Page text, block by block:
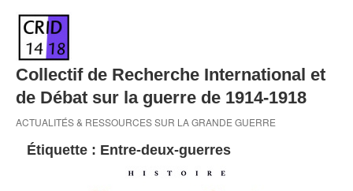
content
Collectif de Recherche International et
de Débat sur la guerre de 1914-1918
ACTUALITÉS & RESSOURCES SUR LA GRANDE GUERRE
Étiquette : Entre-deux-guerres